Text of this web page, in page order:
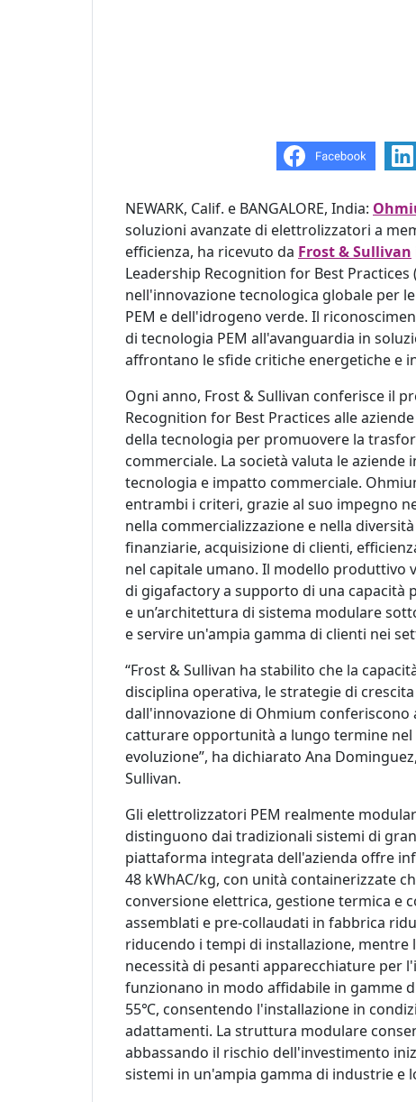
NEWARK, Calif. e BANGALORE, India:
soluzioni avanzate di elettrolizzatori a
efficienza, ha ricevuto da Frost & Sullivan
Leadership Recognition for Best
nell'innovazione tecnologica globale per
PEM e dell'idrogeno verde. Il
di tecnologia PEM all'avanguardia in
affrontano le sfide critiche energetiche e
Ogni anno, Frost & Sullivan conferisce il
Recognition for Best Practices alle
della tecnologia per promuovere la
commerciale. La società valuta le
tecnologia e impatto commerciale.
entrambi i criteri, grazie al suo impegno
nella commercializzazione e nella
finanziarie, acquisizione di clienti,
nel capitale umano. Il modello produttivo
di gigafactory a supporto di una capacità
e un’architettura di sistema modulare
e servire un'ampia gamma di clienti nei
“Frost & Sullivan ha stabilito che la
disciplina operativa, le strategie di
dall'innovazione di Ohmium
catturare opportunità a lungo termine
evoluzione”, ha dichiarato Ana
Sullivan.
Gli elettrolizzatori PEM realmente
distinguono dai tradizionali sistemi di
piattaforma integrata dell'azienda offre
48 kWhAC/kg, con unità containerizzate
conversione elettrica, gestione termica e
assemblati e pre-collaudati in fabbrica
riducendo i tempi di installazione,
necessità di pesanti apparecchiature per
funzionano in modo affidabile in gamme
55℃, consentendo l'installazione in
adattamenti. La struttura modulare
abbassando il rischio dell'investimento
sistemi in un'ampia gamma di industrie e